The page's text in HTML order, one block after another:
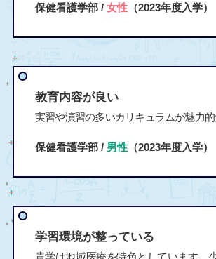
保健看護学部 / 女性（2023年度入学）
教育内容が良い
実習や演習の多いカリキュラムが魅力
保健看護学部 / 男性（2023年度入学）
学習環境が整っている
貴学は地域医療を特色としています。